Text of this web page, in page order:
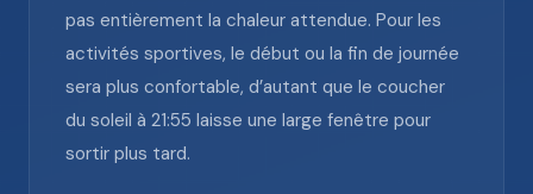
pas entièrement la chaleur attendue. Pour les
activités sportives, le début ou la fin de journée
sera plus confortable, d’autant que le coucher
du soleil à 21:55 laisse une large fenêtre pour
sortir plus tard.